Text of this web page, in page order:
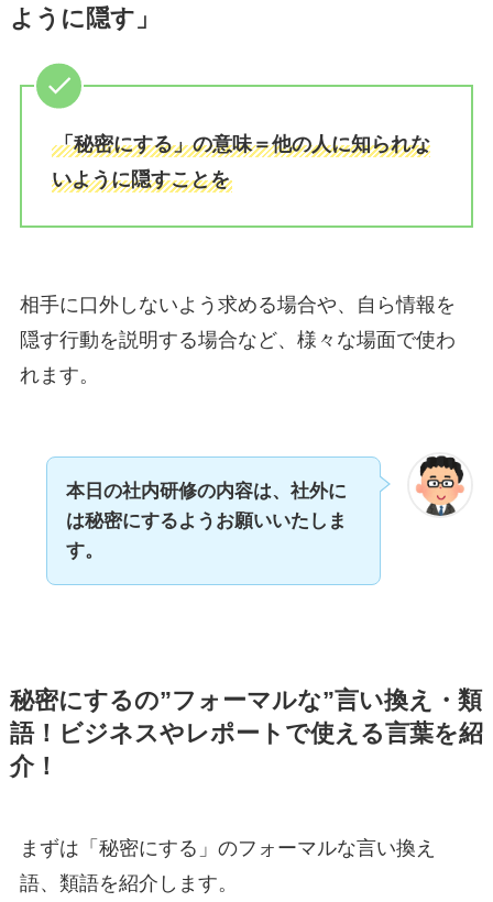
ように隠す」
「秘密にする」の意味＝他の人に知られな
いように隠すことを
相手に口外しないよう求める場合や、自ら情報を
隠す行動を説明する場合など、様々な場面で使わ
れます。
本日の社内研修の内容は、社外に
は秘密にするようお願いいたしま
す。
秘密にするの”フォーマルな”言い換え・類
語！ビジネスやレポートで使える言葉を紹
介！
まずは「秘密にする」のフォーマルな言い換え
語、類語を紹介します。